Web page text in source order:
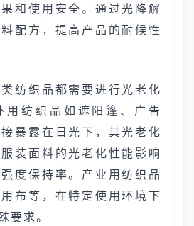
和使用安全。通过光降解
配方，提高产品的耐候性
纺织品都需要进行光老化
用纺织品如遮阳篷、广告
暴露在日光下，其光老化
装面料的光老化性能影响
度保持率。产业用纺织品
布等，在特定使用环境下
要求。